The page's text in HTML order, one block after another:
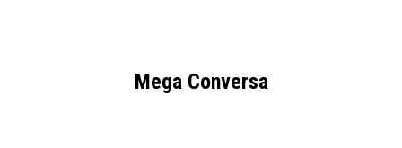
Mega Conversa